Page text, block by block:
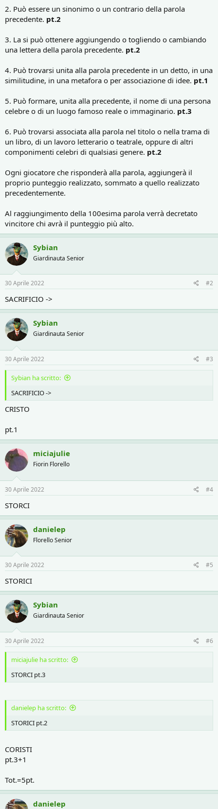
e
2. Può essere un sinonimo o un contrario della parola
precedente. pt.2
3. La si può ottenere aggiungendo o togliendo o cambiando
una lettera della parola precedente. pt.2
4. Può trovarsi unita alla parola precedente in un detto, in una
similitudine, in una metafora o per associazione di idee. pt.1
5. Può formare, unita alla precedente, il nome di una persona
celebre o di un luogo famoso reale o immaginario. pt.3
6. Può trovarsi associata alla parola nel titolo o nella trama di
un libro, di un lavoro letterario o teatrale, oppure di altri
componimenti celebri di qualsiasi genere. pt.2
Ogni giocatore che risponderà alla parola, aggiungerà il
proprio punteggio realizzato, sommato a quello realizzato
precedentemente.
Al raggiungimento della 100esima parola verrà decretato
vincitore chi avrà il punteggio più alto.
Sybian
Giardinauta Senior
30 Aprile 2022 #2
SACRIFICIO ->
Sybian
Giardinauta Senior
30 Aprile 2022 #3
Sybian ha scritto:
SACRIFICIO ->
CRISTO
pt.1
miciajulie
Fiorin Florello
30 Aprile 2022 #4
STORCI
danielep
Florello Senior
30 Aprile 2022 #5
STORICI
Sybian
Giardinauta Senior
30 Aprile 2022 #6
miciajulie ha scritto:
STORCI pt.3
danielep ha scritto:
STORICI pt.2
CORISTI
pt.3+1
Tot.=5pt.
danielep